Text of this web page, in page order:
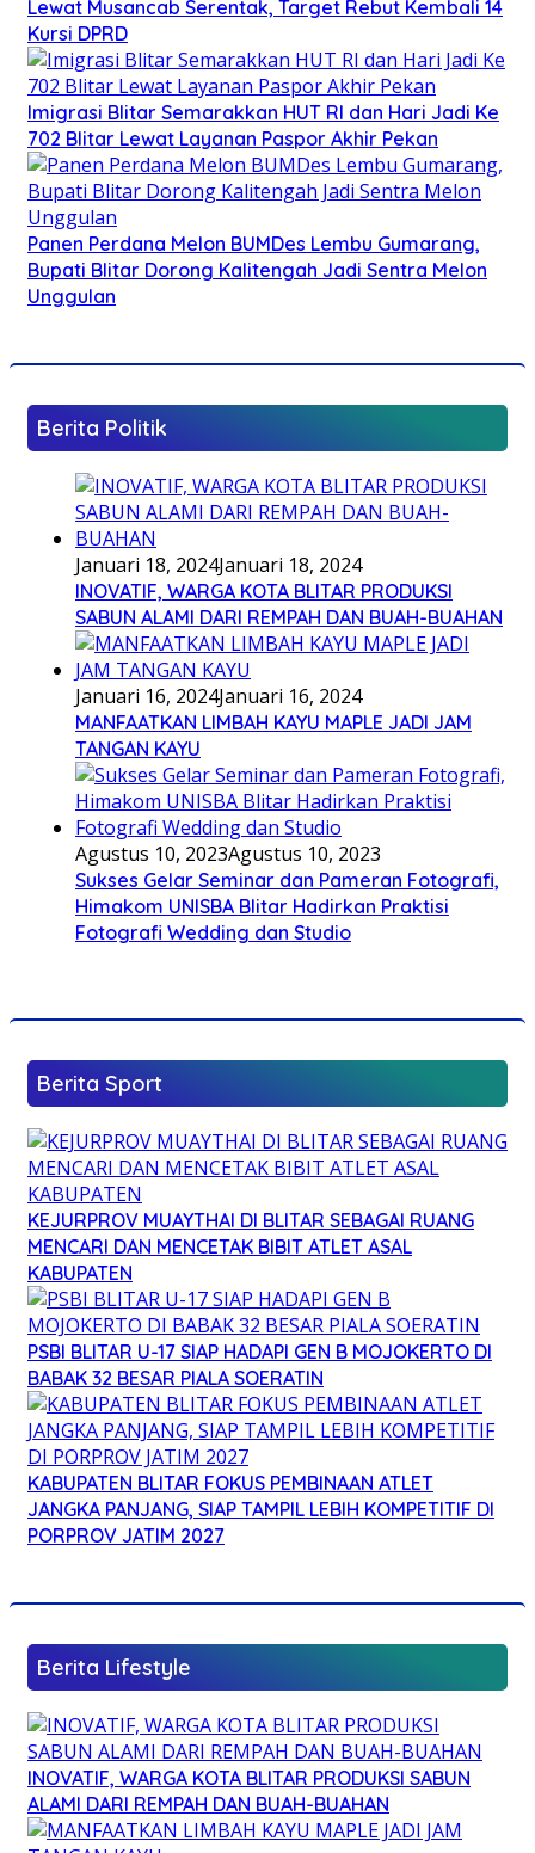
Lewat Musancab Serentak, Target Rebut Kembali 14
Kursi DPRD
Imigrasi Blitar Semarakkan HUT RI dan Hari Jadi Ke
702 Blitar Lewat Layanan Paspor Akhir Pekan
Panen Perdana Melon BUMDes Lembu Gumarang,
Bupati Blitar Dorong Kalitengah Jadi Sentra Melon
Unggulan
Berita Politik
Januari 18, 2024Januari 18, 2024
INOVATIF, WARGA KOTA BLITAR PRODUKSI
SABUN ALAMI DARI REMPAH DAN BUAH-BUAHAN
Januari 16, 2024Januari 16, 2024
MANFAATKAN LIMBAH KAYU MAPLE JADI JAM
TANGAN KAYU
Agustus 10, 2023Agustus 10, 2023
Sukses Gelar Seminar dan Pameran Fotografi,
Himakom UNISBA Blitar Hadirkan Praktisi
Fotografi Wedding dan Studio
Berita Sport
KEJURPROV MUAYTHAI DI BLITAR SEBAGAI RUANG
MENCARI DAN MENCETAK BIBIT ATLET ASAL
KABUPATEN
PSBI BLITAR U-17 SIAP HADAPI GEN B MOJOKERTO DI
BABAK 32 BESAR PIALA SOERATIN
KABUPATEN BLITAR FOKUS PEMBINAAN ATLET
JANGKA PANJANG, SIAP TAMPIL LEBIH KOMPETITIF DI
PORPROV JATIM 2027
Berita Lifestyle
INOVATIF, WARGA KOTA BLITAR PRODUKSI SABUN
ALAMI DARI REMPAH DAN BUAH-BUAHAN